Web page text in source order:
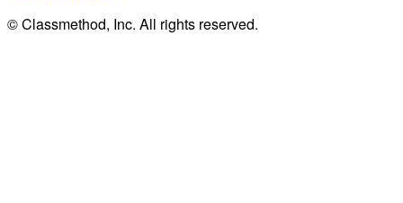
© Classmethod, Inc. All rights reserved.